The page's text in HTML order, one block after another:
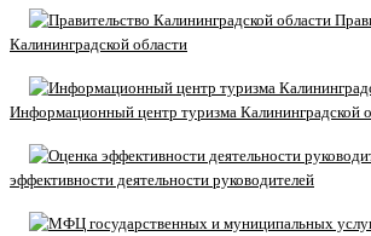
Калининградской области
Информационный центр туризма Калининградской
эффективности деятельности руководителей